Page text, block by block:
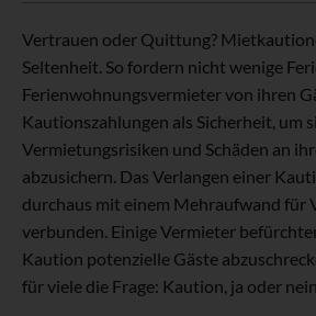
Vertrauen oder Quittung?
Seltenheit. So fordern nicht wenige
Ferienwohnungsvermieter von ihren
Kautionszahlungen als Sicherheit, um
Vermietungsrisiken und Schäden an
abzusichern. Das Verlangen einer
durchaus mit einem Mehraufwand für
verbunden. Einige Vermieter
Kaution potenzielle Gäste
für viele die Frage: Kaution, ja oder